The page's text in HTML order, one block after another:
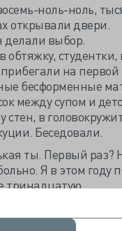
ноль-ноль,
открывали двери.
выбор.
обтяжку,
на
бесформенные
между супом и
стен, в
Беседовали.
ты. Первый раз?
Я в этом году
тринадцатую…
акушерка - домой
почистила на